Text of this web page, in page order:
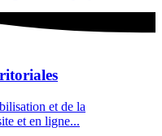
et de la
et en ligne...